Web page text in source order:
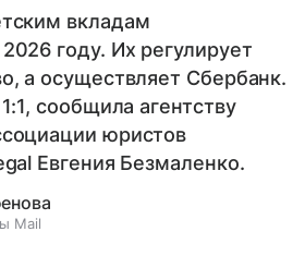
вкладам
году. Их регулирует
а осуществляет Сбербанк.
сообщила агентству
юристов
Евгения Безмаленко.
Mail